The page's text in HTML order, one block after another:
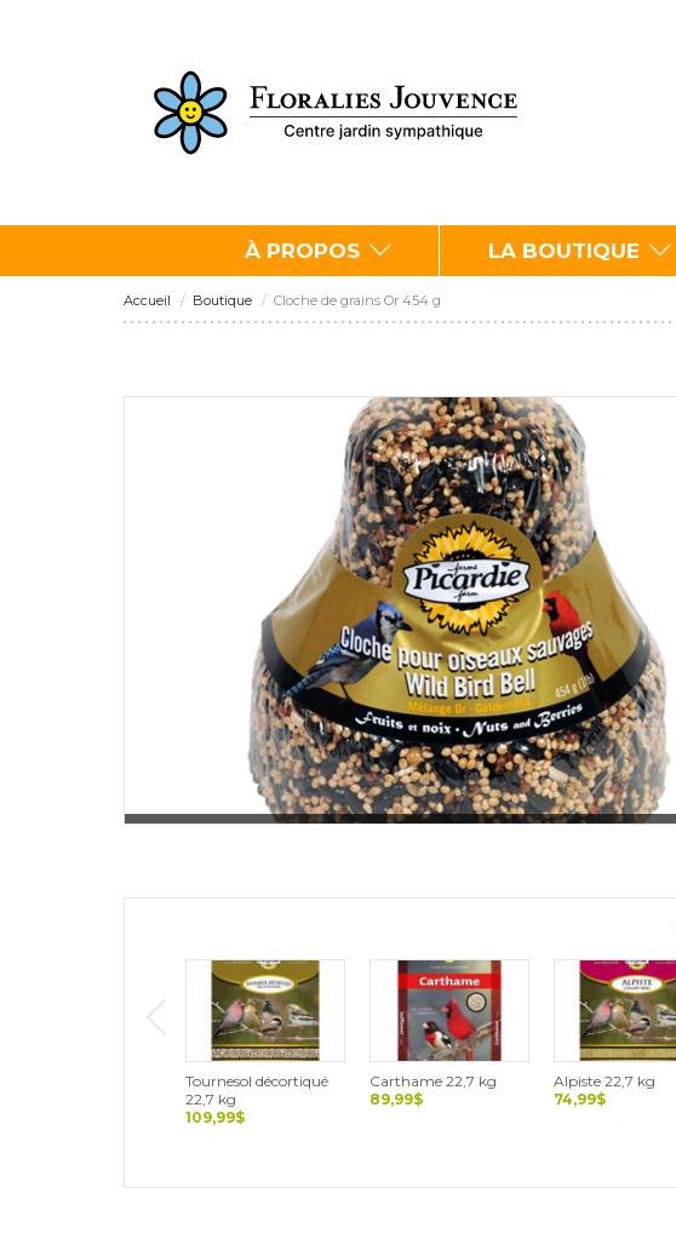
À PROPOS LA BOUTIQUE
Accueil Boutique Cloche de grains Or 454 g
Tournesol décortiqué
22,7 kg
109,99$
Carthame 22,7 kg
89,99$
Alpiste 22,7 kg
74,99$